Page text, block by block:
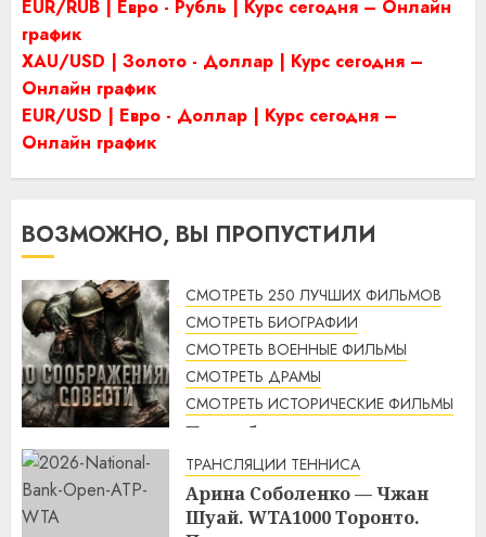
EUR/RUB | Евро - Рубль | Курс сегодня – Онлайн
график
XAU/USD | Золото - Доллар | Курс сегодня –
Онлайн график
EUR/USD | Евро - Доллар | Курс сегодня –
Онлайн график
ВОЗМОЖНО, ВЫ ПРОПУСТИЛИ
СМОТРЕТЬ 250 ЛУЧШИХ ФИЛЬМОВ
СМОТРЕТЬ БИОГРАФИИ
СМОТРЕТЬ ВОЕННЫЕ ФИЛЬМЫ
СМОТРЕТЬ ДРАМЫ
СМОТРЕТЬ ИСТОРИЧЕСКИЕ ФИЛЬМЫ
По соображениям совести
(2016) / Hacksaw Ridge
смотреть онлайн
1:12 07.08.2026
ТРАНСЛЯЦИИ ТЕННИСА
Арина Соболенко — Чжан
Шуай. WTA1000 Торонто.